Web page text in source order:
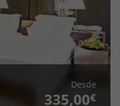
Desde
335,00